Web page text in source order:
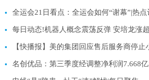
全运会21日看点：全运会如何“谢幕”|热点
每日动态!机器人概念震荡反弹 安培龙涨
名创优品：第三季度经调整净利润7.668